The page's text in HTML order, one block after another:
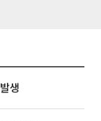
생